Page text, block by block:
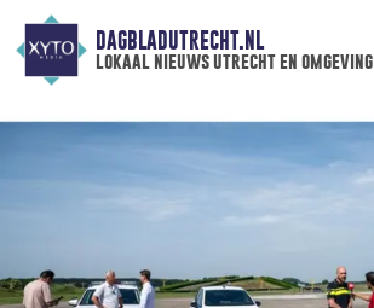
DAGBLADUTRECHT.NL
lokaal nieuws utrecht en omgeving